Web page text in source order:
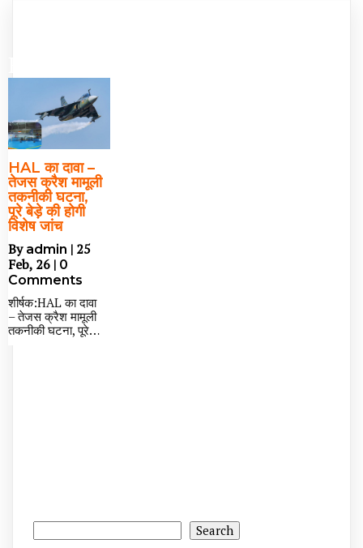
HAL का दावा –
तेजस क्रैश मामूली
तकनीकी घटना,
पूरे बेड़े की होगी
विशेष जांच
By admin | 25
Feb, 26 | 0
Comments
शीर्षक:HAL का दावा
– तेजस क्रैश मामूली
तकनीकी घटना, पूरे…
Search